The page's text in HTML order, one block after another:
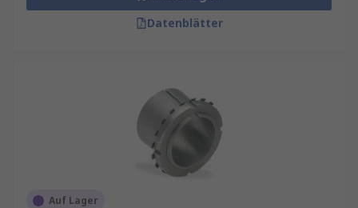
Datenblätter
Auf Lager